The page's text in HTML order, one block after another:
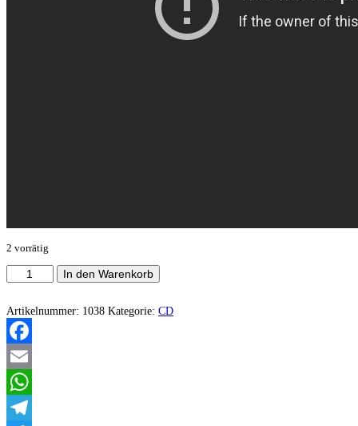
2 vorrätig
Meneapneontes
-
Menge
In den Warenkorb
Artikelnummer: 1038 Kategorie: CD
Facebook
Email
WhatsApp